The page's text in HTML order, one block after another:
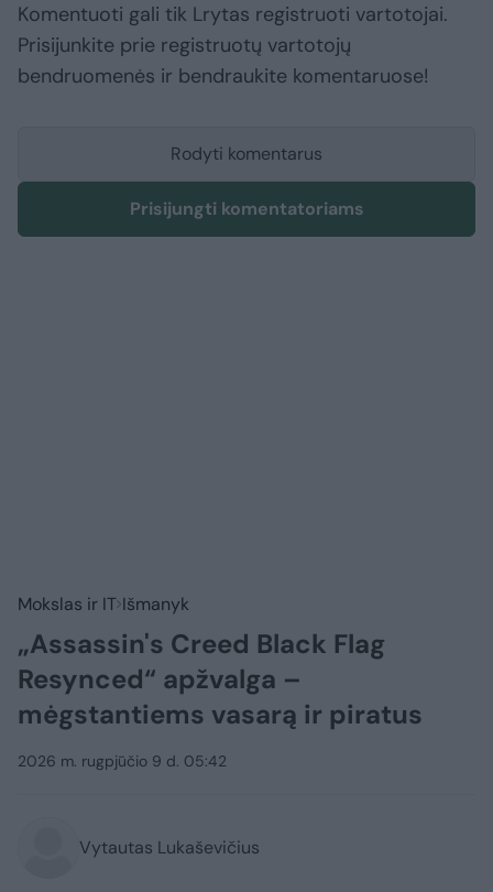
Komentuoti gali tik Lrytas registruoti vartotojai.
Prisijunkite prie registruotų vartotojų
bendruomenės ir bendraukite komentaruose!
Rodyti komentarus
Prisijungti komentatoriams
Mokslas ir IT Išmanyk
„Assassin's Creed Black Flag
Resynced“ apžvalga –
mėgstantiems vasarą ir piratus
2026 m. rugpjūčio 9 d. 05:42
Vytautas Lukaševičius